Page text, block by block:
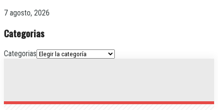
7 agosto, 2026
Categorias
Categorias